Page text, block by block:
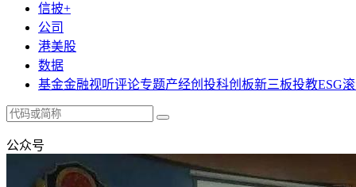
信披+
公司
港美股
数据
基金金融视听评论专题产经创投科创板新三板投教ESG
公众号